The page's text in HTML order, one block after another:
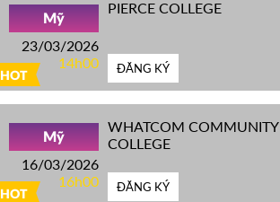
HOT
Mỹ
23/03/2026
14h00
PIERCE COLLEGE
ĐĂNG KÝ
HOT
Mỹ
16/03/2026
16h00
WHATCOM COMMUNITY
COLLEGE
ĐĂNG KÝ